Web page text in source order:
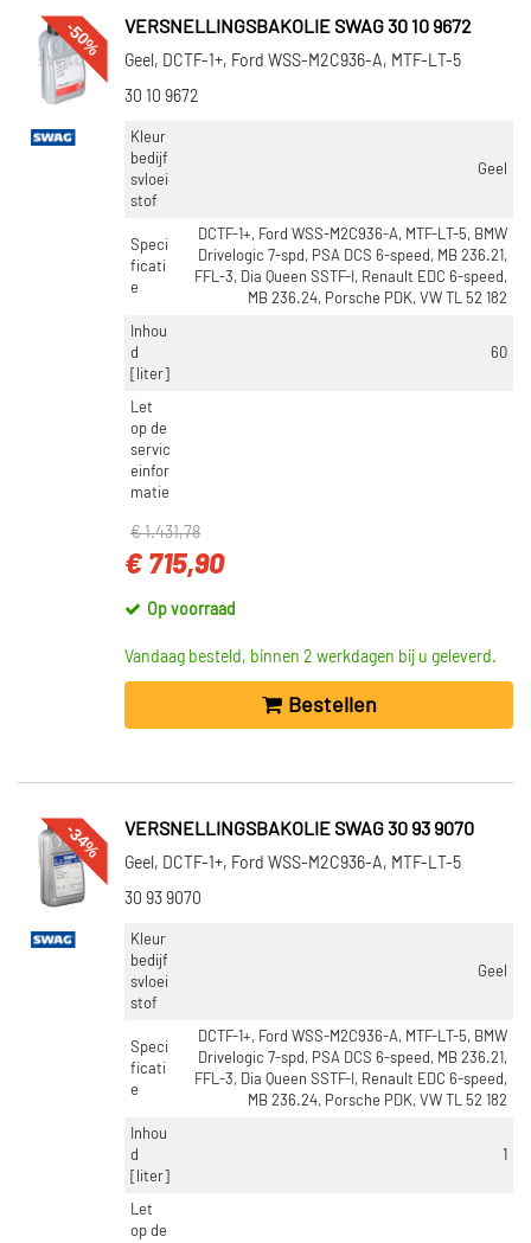
-50% VERSNELLINGSBAKOLIE SWAG 30 10 9672
Geel, DCTF-1+, Ford WSS-M2C936-A, MTF-LT-5
30 10 9672
Kleur
bedijf
svloei
stof
Geel
Speci
ficati
e
DCTF-1+, Ford WSS-M2C936-A, MTF-LT-5, BMW
Drivelogic 7-spd, PSA DCS 6-speed, MB 236.21,
FFL-3, Dia Queen SSTF-I, Renault EDC 6-speed,
MB 236.24, Porsche PDK, VW TL 52 182
Inhou
d
[liter]
60
Let
op de
servic
einfor
matie
€ 1.431,78
€ 715,90
Op voorraad
Vandaag besteld, binnen 2 werkdagen bij u geleverd.
Bestellen
-34% VERSNELLINGSBAKOLIE SWAG 30 93 9070
Geel, DCTF-1+, Ford WSS-M2C936-A, MTF-LT-5
30 93 9070
Kleur
bedijf
svloei
stof
Geel
Speci
ficati
e
DCTF-1+, Ford WSS-M2C936-A, MTF-LT-5, BMW
Drivelogic 7-spd, PSA DCS 6-speed, MB 236.21,
FFL-3, Dia Queen SSTF-I, Renault EDC 6-speed,
MB 236.24, Porsche PDK, VW TL 52 182
Inhou
d
[liter]
1
Let
op de